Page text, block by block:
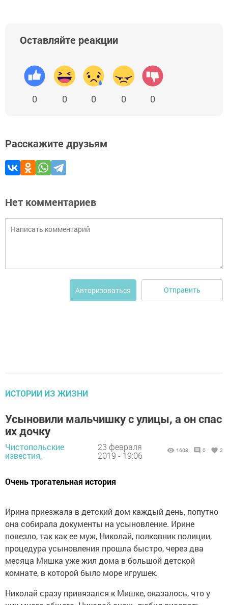
Оставляйте реакции
0 0 0 0 0
Расскажите друзьям
Нет комментариев
Авторизоваться Отправить
ИСТОРИИ ИЗ ЖИЗНИ
Усыновили мальчишку с улицы, а он спас
их дочку
Чистопольские
известия,
23 февраля
2019 - 19:06
1608 0 2
Очень трогательная история
Ирина приезжала в детский дом каждый день, попутно
она собирала документы на усыновление. Ирине
повезло, так как ее муж, Николай, полковник полиции,
процедура усыновления прошла быстро, через два
месяца Мишка уже жил дома в большой детской
комнате, в которой было море игрушек.
Николай сразу привязался к Мишке, оказалось, что у